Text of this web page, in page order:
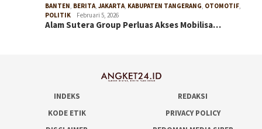
BANTEN BERITA JAKARTA KABUPATEN TANGERANG OTOMOTIF
POLITIK
Februari 5, 2026
Alam Sutera Group Perluas Akses Mobilisa…
INDEKS
REDAKSI
KODE ETIK
PRIVACY POLICY